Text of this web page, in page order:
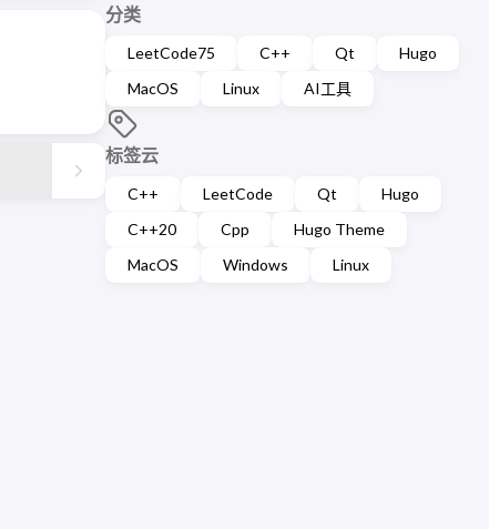
分类
LeetCode75 C++ Qt
Hugo
MacOS
Linux AI工具
标签云
C++ LeetCode Qt
Hugo
C++20
Cpp
Hugo Theme
MacOS
Windows Linux